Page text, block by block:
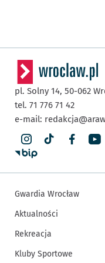
pl. Solny 14, 50-062
tel. 71 776 71 42
e-mail:
Gwardia Wrocław
Aktualności
Rekreacja
Kluby Sportowe